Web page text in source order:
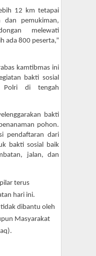
12 km tetapai
dan pemukiman,
melewati
ada 800 peserta,”
kamtibmas ini
bakti sosial
Polri di tengah
bakti
pohon.
pendaftaran dari
bakti sosial baik
jalan, dan
terus
hari ini.
tidak dibantu oleh
Masyarakat